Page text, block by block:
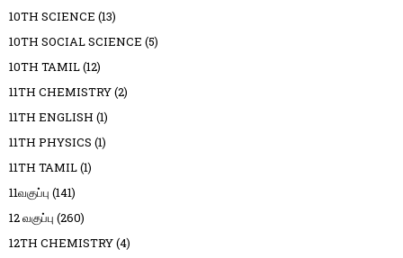
10TH SCIENCE (13)
10TH SOCIAL SCIENCE (5)
10TH TAMIL(12)
11TH CHEMISTRY(2)
11TH ENGLISH (1)
11TH PHYSICS (1)
11TH TAMIL(1)
11வகுப்பு (141)
12 வகுப்பு (260)
12TH CHEMISTRY(4)